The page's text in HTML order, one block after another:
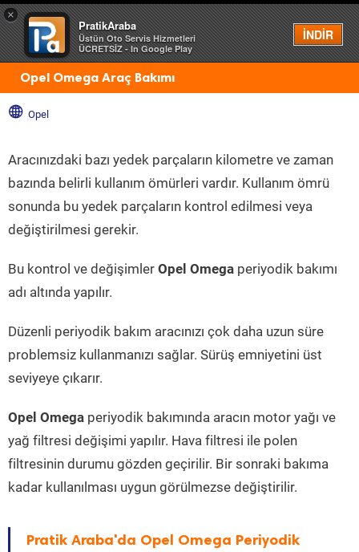
×
PratikAraba
Üstün Oto Servis Hizmetleri
ÜCRETSİZ - In Google Play
İNDİR
Menü
Opel Omega Araç Bakımı
Opel
Aracınızdaki bazı yedek parçaların kilometre ve zaman
bazında belirli kullanım ömürleri vardır. Kullanım ömrü
sonunda bu yedek parçaların kontrol edilmesi veya
değiştirilmesi gerekir.
Bu kontrol ve değişimler Opel Omega periyodik bakımı
adı altında yapılır.
Düzenli periyodik bakım aracınızı çok daha uzun süre
problemsiz kullanmanızı sağlar. Sürüş emniyetini üst
seviyeye çıkarır.
Opel Omega periyodik bakımında aracın motor yağı ve
yağ filtresi değişimi yapılır. Hava filtresi ile polen
filtresinin durumu gözden geçirilir. Bir sonraki bakıma
kadar kullanılması uygun görülmezse değiştirilir.
Pratik Araba'da Opel Omega Periyodik